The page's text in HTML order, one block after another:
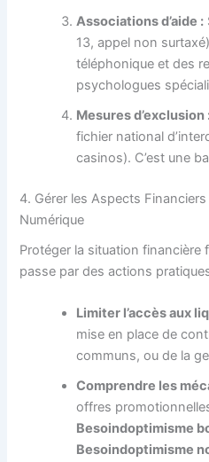
Associations d’aide :
13, appel non
téléphonique et des
psychologues
Mesures d’exclusion
fichier national
casinos). C’est une
4. Gérer les Aspects
Numérique
Protéger la situation financière
passe par des actions
Limiter l’accès aux
mise en place de
communs, ou de la
Comprendre les
offres
Besoindoptimisme
Besoindoptimisme